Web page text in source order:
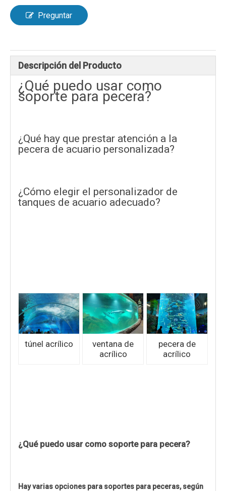
Preguntar
Descripción del Producto
¿Qué puedo usar como
soporte para pecera?
¿Qué hay que prestar atención a la
pecera de acuario personalizada?
¿Cómo elegir el personalizador de
tanques de acuario adecuado?
túnel acrílico
ventana de
acrílico
pecera de
acrílico
¿Qué puedo usar como soporte para pecera?
Hay varias opciones para soportes para peceras, según